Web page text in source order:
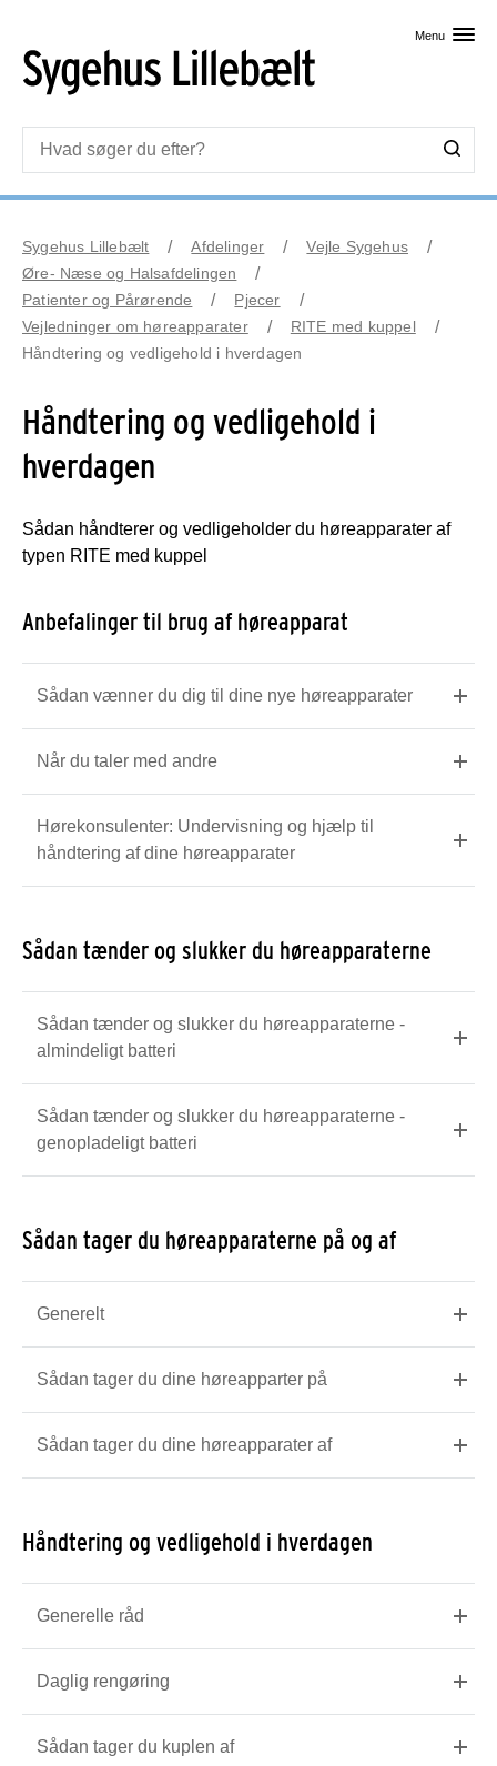
Menu
Sygehus Lillebælt Afdelinger
Vejle Sygehus
Øre- Næse og Halsafdelingen
Patienter og Pårørende
Pjecer
Vejledninger om høreapparater
RITE med kuppel
Håndtering og vedligehold i hverdagen
Håndtering og vedligehold i
hverdagen
Sådan håndterer og vedligeholder du høreapparater af
typen RITE med kuppel
Anbefalinger til brug af høreapparat
Sådan vænner du dig til dine nye høreapparater
Når du taler med andre
Hørekonsulenter: Undervisning og hjælp til
håndtering af dine høreapparater
Sådan tænder og slukker du høreapparaterne
Sådan tænder og slukker du høreapparaterne -
almindeligt batteri
Sådan tænder og slukker du høreapparaterne -
genopladeligt batteri
Sådan tager du høreapparaterne på og af
Generelt
Sådan tager du dine høreapparter på
Sådan tager du dine høreapparater af
Håndtering og vedligehold i hverdagen
Generelle råd
Daglig rengøring
Sådan tager du kuplen af